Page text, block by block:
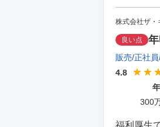
株式会社ザ・
良い点
販売 正社員
4.8
300